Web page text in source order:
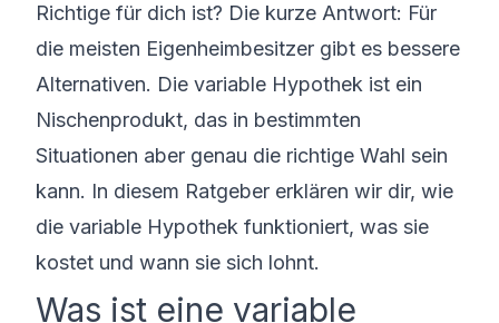
Richtige für dich ist? Die kurze Antwort: Für
die meisten Eigenheimbesitzer gibt es bessere
Alternativen. Die variable Hypothek ist ein
Nischenprodukt, das in bestimmten
Situationen aber genau die richtige Wahl sein
kann. In diesem Ratgeber erklären wir dir, wie
die variable Hypothek funktioniert, was sie
kostet und wann sie sich lohnt.
Was ist eine variable